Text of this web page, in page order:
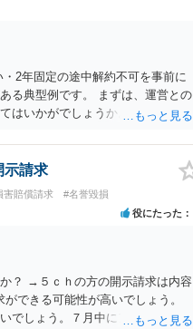
2年固定の途中解約不可を事前に
る典型例です。 まずは、運営との
はいかがでしょうか。 また同時並
示請求
害賠償請求 #名誉毀損
役にたった
？ →５ｃｈの方の開示請求は内容
できる可能性が高いでしょう。
でしょう。７月中にアカウントが